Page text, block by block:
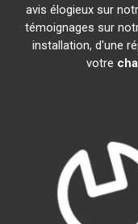
avis élogieux sur
témoignages sur
installation, d'une
votre